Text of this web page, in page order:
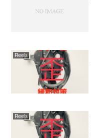
Reels
Reels